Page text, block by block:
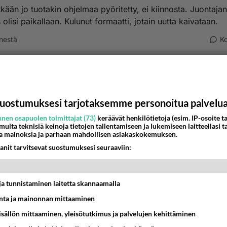
jo tuotakin ohjelmaa pyöritetty, ei kiinnosta. Juontajan
olisi paikallaan. Kulunut formaatti, jotain uutta kaivataan.
enkä katto.
08-26 13:56:21
kautta seurasin. Eipä kenenkään naimiset jaksa
tarjotaksemme personoitua
osapuolen toimittajat (73) keräävät henkilötietoja (esim. IP-osoite
teknisiä keinoja tietojen tallentamiseen ja lukemiseen laitteellasi
ja parhaan mahdollisen asiakaskokemuksen.
tarvitsevat suostumuksesi seuraaviin:
tunnistaminen laitetta skannaamalla
ja mainonnan mittaaminen
mittaaminen, yleisötutkimus ja palvelujen kehittäminen